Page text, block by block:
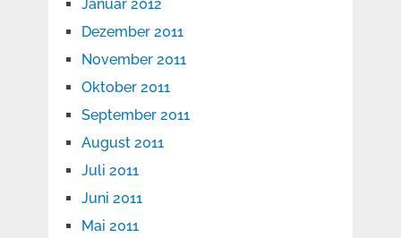
Januar 2012
Dezember 2011
November 2011
Oktober 2011
September 2011
August 2011
Juli 2011
Juni 2011
Mai 2011